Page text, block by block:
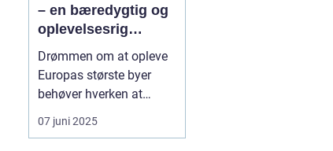
– en bæredygtig og
oplevelsesrig
rejseform
Drømmen om at opleve
Europas største byer
behøver hverken at
inkludere lange
ventetider i lufthavnen
07 juni 2025